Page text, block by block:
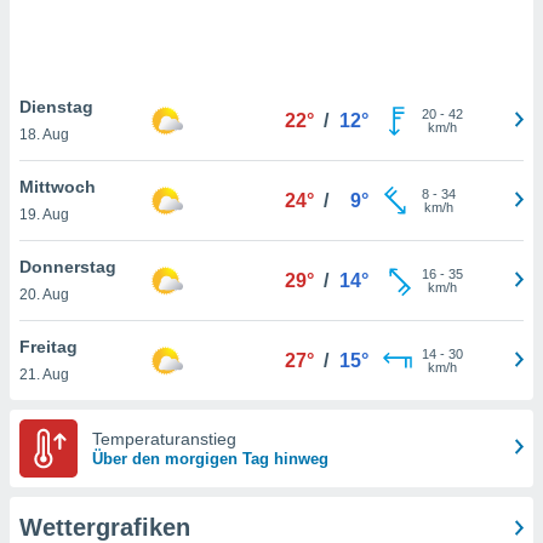
können
von
und
klicken.
und
Dienstag
18. Aug
22° / 12° 20- 42
km/h
Mittwoch
19. Aug
24° / 9° 8- 34
km/h
Donnerstag
20. Aug
29° / 14° 16- 35
km/h
Freitag
21. Aug
27° / 15° 14- 30
km/h
Temperaturanstieg
Über den morgigen Tag hinweg
Wettergrafiken